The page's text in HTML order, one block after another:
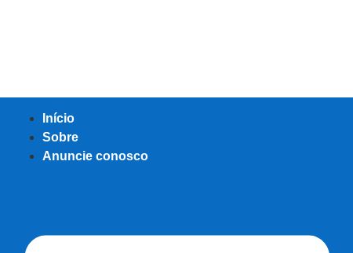
Início
Sobre
Anuncie conosco